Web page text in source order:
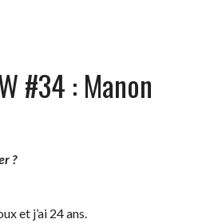
#34 : Manon
?
et j’ai 24 ans.